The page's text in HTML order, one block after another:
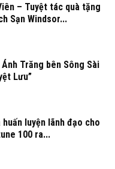
– Tuyệt tác quà tặng
Sạn Windsor...
Trăng bên Sông Sài
Lưu”
luyện lãnh đạo cho
100 ra...